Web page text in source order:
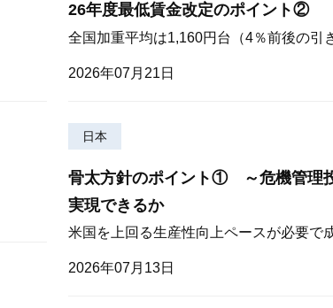
26年度最低賃金改定のポイント②
全国加重平均は1,160円台（4％前後の引
2026年07月21日
日本
骨太方針のポイント① ～危機管理
実現できるか
米国を上回る生産性向上ペースが必要で
2026年07月13日